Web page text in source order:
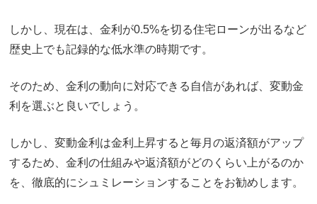
しかし、現在は、金利が0.5%を切る住宅ローンが出るなど
歴史上でも記録的な低水準の時期です。
そのため、金利の動向に対応できる自信があれば、変動金
利を選ぶと良いでしょう。
しかし、変動金利は金利上昇すると毎月の返済額がアップ
するため、金利の仕組みや返済額がどのくらい上がるのか
を、徹底的にシュミレーションすることをお勧めします。